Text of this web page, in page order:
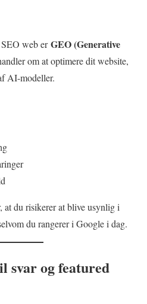
web erGEO (Generative
om at optimere dit website,
AI-modeller.
du risikerer at blive usynlig i
du rangerer i Google i dag.
svar og featured